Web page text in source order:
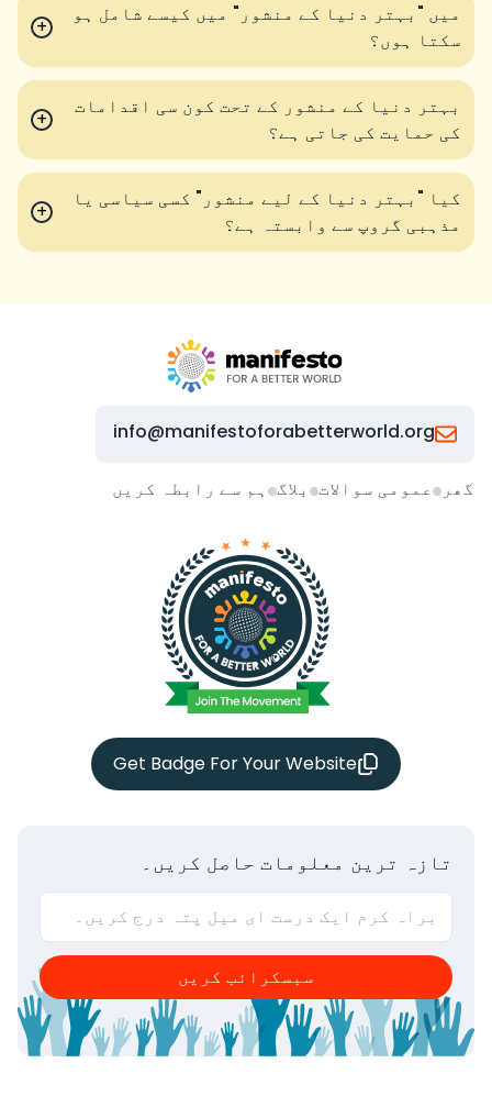
میں "بہتر دنیا کے منشور" میں کیسے شامل ہو
سکتا ہوں؟
+
بہتر دنیا کے منشور کے تحت کون سی اقدامات
کی حمایت کی جاتی ہے؟
+
کیا "بہتر دنیا کے لیے منشور" کسی سیاسی یا
مذہبی گروپ سے وابستہ ہے؟
+
info@manifestoforabetterworld.org
گھر عمومی سوالات بلاگ ہم سے رابطہ کریں
Get Badge For Your Website
تازہ ترین معلومات حاصل کریں۔
سبسکرائب کریں